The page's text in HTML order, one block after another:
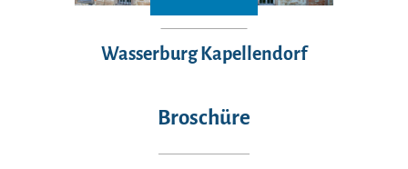
Wasserburg Kapellendorf
Broschüre